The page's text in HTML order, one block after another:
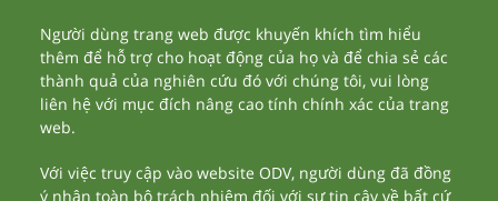
Người dùng trang web được khuyến khích tìm hiểu
thêm để hỗ trợ cho hoạt động của họ và để chia sẻ các
thành quả của nghiên cứu đó với chúng tôi, vui lòng
liên hệ với mục đích nâng cao tính chính xác của trang
web.
Với việc truy cập vào website ODV, người dùng đã đồng
ý nhận toàn bộ trách nhiệm đối với sự tin cậy về bất cứ